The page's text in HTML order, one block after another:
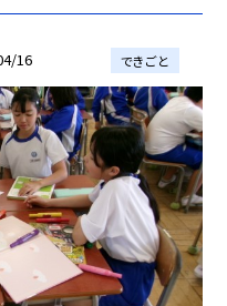
16 できごと